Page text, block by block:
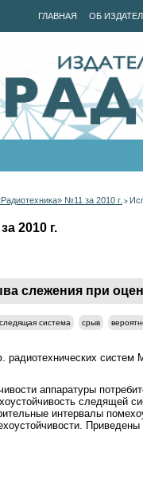
ГЛАВНАЯ ОБ
№11 за 2010 г. >
2010 г.
слежения при
следящая система срыв
систем
аппаратуры
следящей
интервалы